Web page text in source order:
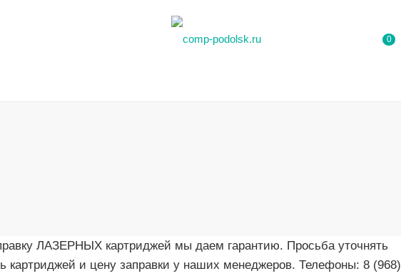
0
ЛАЗЕРНЫХ картриджей мы даем гарантию. Просьба уточнять
картриджей и цену заправки у наших менеджеров. Телефоны: 8 (968)